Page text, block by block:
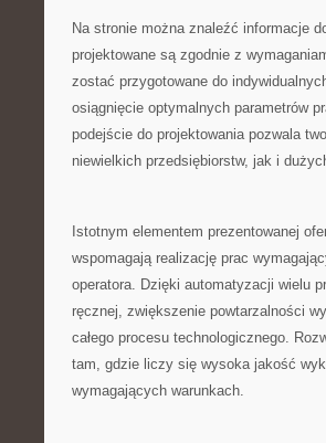
Na stronie można znaleźć informacje
projektowane są zgodnie z
zostać przygotowane do
osiągnięcie optymalnych parametrów
podejście do projektowania pozwala
niewielkich przedsiębiorstw, jak i
Istotnym elementem prezentowanej
wspomagają realizację prac
operatora. Dzięki automatyzacji wielu
ręcznej, zwiększenie powtarzalności
całego procesu technologicznego.
tam, gdzie liczy się wysoka jakość
wymagających warunkach.